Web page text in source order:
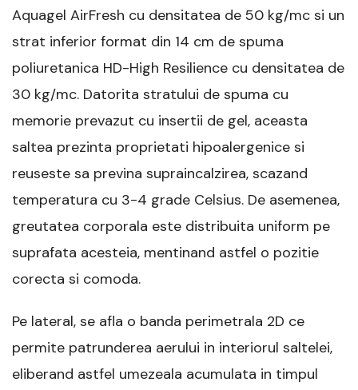
Aquagel AirFresh cu densitatea de 50 kg/mc si un
strat inferior format din 14 cm de spuma
poliuretanica HD-High Resilience cu densitatea de
30 kg/mc. Datorita stratului de spuma cu
memorie prevazut cu insertii de gel, aceasta
saltea prezinta proprietati hipoalergenice si
reuseste sa previna supraincalzirea, scazand
temperatura cu 3-4 grade Celsius. De asemenea,
greutatea corporala este distribuita uniform pe
suprafata acesteia, mentinand astfel o pozitie
corecta si comoda.
Pe lateral, se afla o banda perimetrala 2D ce
permite patrunderea aerului in interiorul saltelei,
eliberand astfel umezeala acumulata in timpul